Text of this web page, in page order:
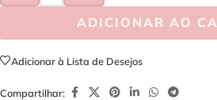
ADICIONAR AO
Adicionar à Lista de Desejos
Compartilhar: